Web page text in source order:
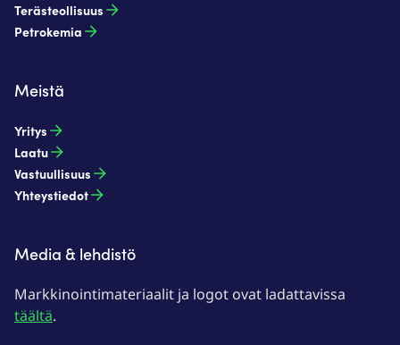
Terästeollisuus​
Petrokemia​
Meistä
Yritys
Laatu
Vastuullisuus
Yhteystiedot
Media & lehdistö
Markkinointimateriaalit ja logot ovat ladattavissa
täältä.